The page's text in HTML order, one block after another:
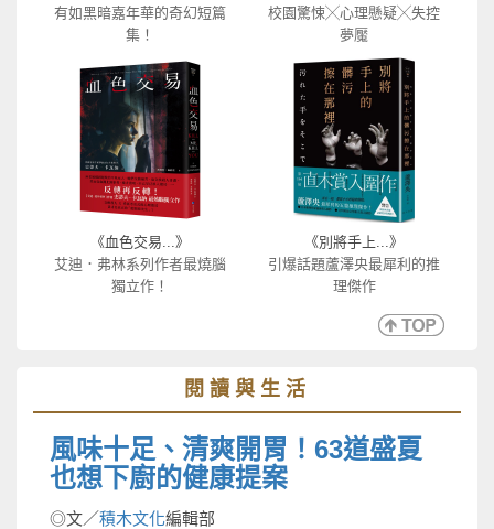
有如黑暗嘉年華的奇幻短篇
集！
校園驚悚╳心理懸疑╳失控
夢魘
《血色交易...》
艾迪．弗林系列作者最燒腦
獨立作！
《別將手上...》
引爆話題蘆澤央最犀利的推
理傑作
閱讀與生活
風味十足、清爽開胃！63道盛夏
也想下廚的健康提案
◎文／積木文化編輯部